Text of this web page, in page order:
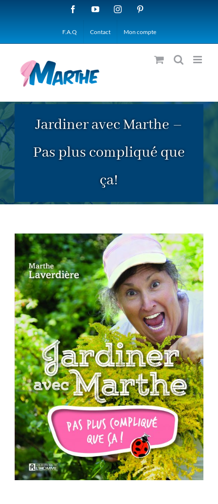
FacebookYouTubeInstagram
F.A.Q Contact Mon compte
Jardiner avec Marthe –
Pas plus compliqué que
ça!